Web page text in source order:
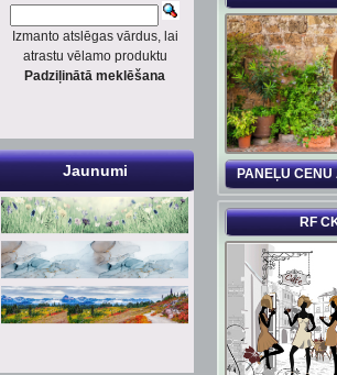
PANEĻU
RF
Izmanto atslēgas vārdus, lai
atrastu vēlamo produktu
Padziļinātā meklēšana
Jaunumi